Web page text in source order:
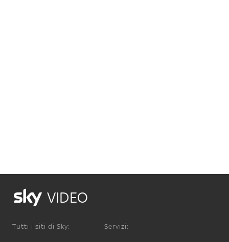
VIDEO
Tutti i siti di Sky: Servizi: